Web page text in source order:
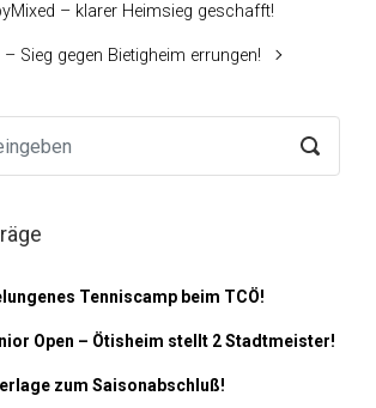
– klarer Heimsieg geschafft!
– Sieg gegen Bietigheim errungen!
Tenniscamp beim TCÖ!
Open – Ötisheim stellt 2 Stadtmeister!
zum Saisonabschluß!